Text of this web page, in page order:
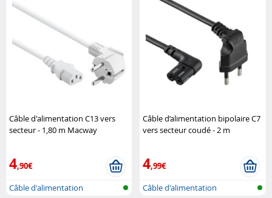
Câble d'alimentation C13 vers
secteur - 1,80 m Macway
4,90€
Câble d'alimentation
Câble d’alimentation bipolaire C7
vers secteur coudé - 2 m
4,99€
Câble d'alimentation